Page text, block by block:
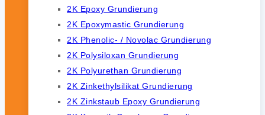
2K Epoxy Grundierung
2K Epoxymastic Grundierung
2K Phenolic- / Novolac Grundierung
2K Polysiloxan Grundierung
2K Polyurethan Grundierung
2K Zinkethylsilikat Grundierung
2K Zinkstaub Epoxy Grundierung